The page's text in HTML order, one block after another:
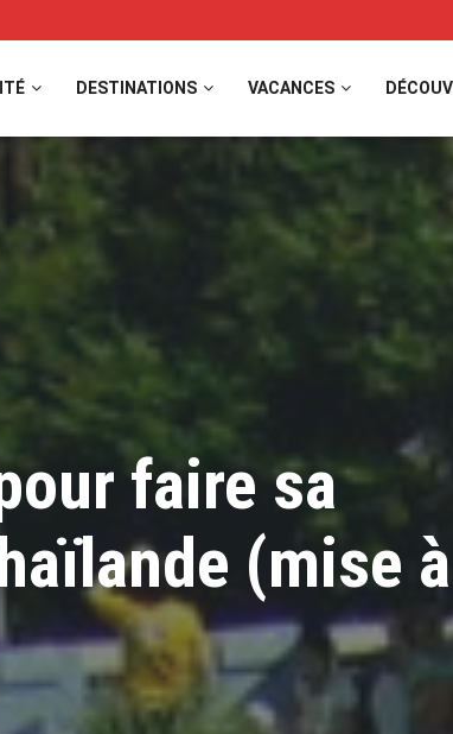
DESTINATIONS VACANCES
faire sa
(mise